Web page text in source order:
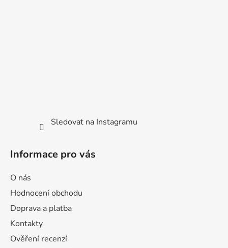
Sledovat na Instagramu
Informace pro vás
O nás
Hodnocení obchodu
Doprava a platba
Kontakty
Ověření recenzí